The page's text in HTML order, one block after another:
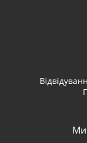
Ми